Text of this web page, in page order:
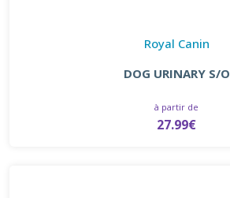
Royal Canin
DOG URINARY S/O
à partir de
27.99€